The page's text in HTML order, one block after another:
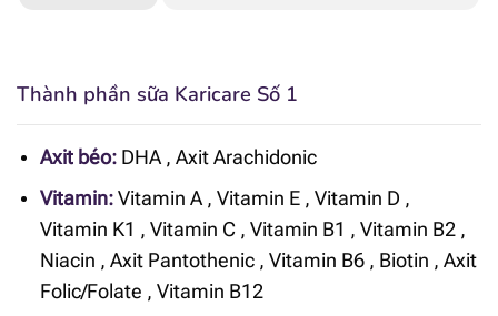
Thành phần sữa Karicare Số 1
Axit béo: DHA, Axit Arachidonic
Vitamin: Vitamin A, Vitamin E, Vitamin D ,
Vitamin K1 , Vitamin C, Vitamin B1 , Vitamin B2,
Niacin , Axit Pantothenic, Vitamin B6, Biotin , Axit
Folic/Folate , Vitamin B12